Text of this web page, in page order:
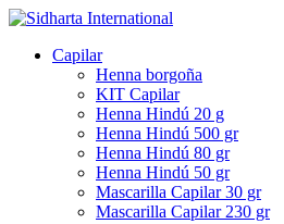
Capilar
Henna borgoña
KIT Capilar
Henna Hindú 20 g
Henna Hindú 500 gr
Henna Hindú 80 gr
Henna Hindú 50 gr
Mascarilla Capilar 30 gr
Mascarilla Capilar 230 gr